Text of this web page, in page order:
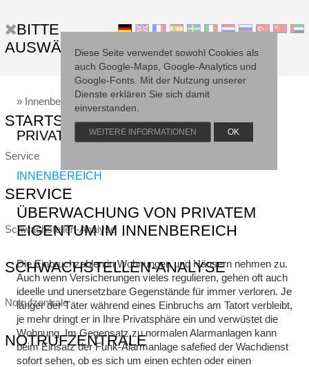
BITTE
AUSWÄHLEN...
STARTSEITE
Service
SERVICE
Schwachstellen-Analyse
SCHWACHSTELLEN-ANALYSE
Notrufzentrale
NOTRUFZENTRALE
» Innenbereich » Außenbereich
PRIVATPERSONEN
INNENBEREICH
ÜBERWACHUNG VON PRIVATEM
EIGENTUM IM INNENBEREICH
Die Einbruchzahlen in Wohnungen und Häusern nehmen zu.
Auch wenn Versicherungen vieles regulieren, gehen oft auch
ideelle und unersetzbare Gegenstände für immer verloren. Je
länger der Täter während eines Einbruchs am Tatort verbleibt,
je mehr dringt er in Ihre Privatsphäre ein und verwüstet die
Wohnung. Im Gegensatz zu normalen Alarmanlagen kann
beim Einsatz der Funk-Alarmanlage safefied der Wachdienst
sofort sehen, ob es sich um einen echten oder einen
Diese Seite verwendet sowohl Cookies als
auch Google-Maps, Google-Analytics und
Google-Fonts. Mit der Nutzung unserer
Dienste erklären Sie sich damit
einverstanden.
WEITERE INFORMATIONEN OK